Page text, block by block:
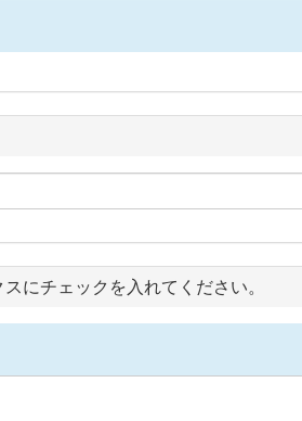
にチェックを入れてください。